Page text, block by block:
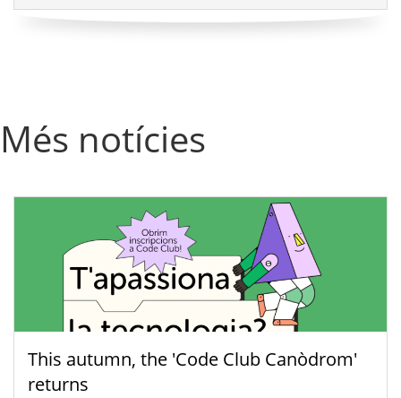
Més notícies
This autumn, the 'Code Club Canòdrom'
returns